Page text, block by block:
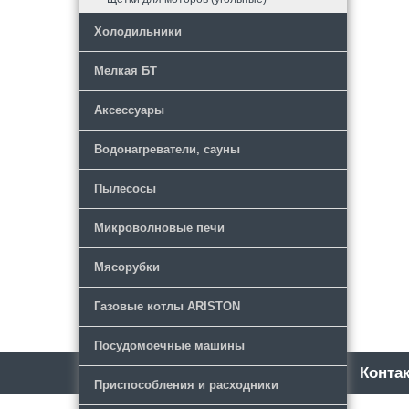
Холодильники
Мелкая БТ
Аксессуары
Водонагреватели, сауны
Пылесосы
Микроволновые печи
Мясорубки
Газовые котлы ARISTON
Посудомоечные машины
Приспособления и расходники